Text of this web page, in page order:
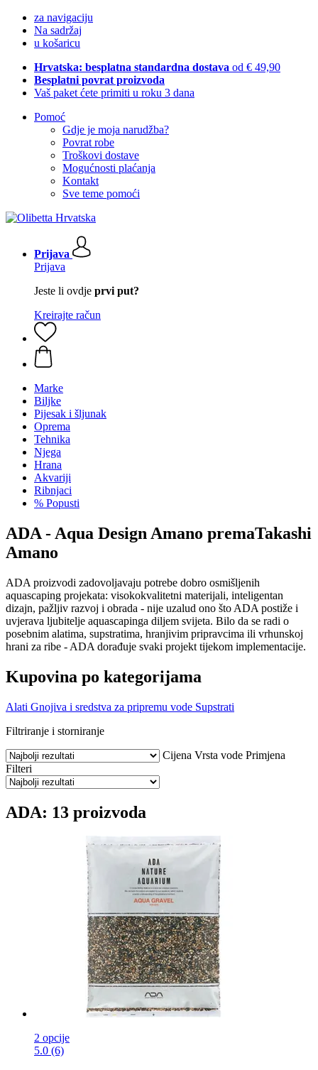
za navigaciju
Na sadržaj
u košaricu
Hrvatska: besplatna standardna dostava od € 49,90
Besplatni povrat proizvoda
Vaš paket ćete primiti u roku 3 dana
Pomoć
Gdje je moja narudžba?
Povrat robe
Troškovi dostave
Mogućnosti plaćanja
Kontakt
Sve teme pomoći
Prijava
Prijava
Jeste li ovdje prvi put?
Kreirajte račun
Marke
Biljke
Pijesak i šljunak
Oprema
Tehnika
Njega
Hrana
Akvariji
Ribnjaci
% Popusti
ADA - Aqua Design Amano premaTakashi
Amano
ADA proizvodi zadovoljavaju potrebe dobro osmišljenih
aquascaping projekata: visokokvalitetni materijali, inteligentan
dizajn, pažljiv razvoj i obrada - nije uzalud ono što ADA postiže i
uvjerava ljubitelje aquascapinga diljem svijeta. Bilo da se radi o
posebnim alatima, supstratima, hranjivim pripravcima ili vrhunskoj
hrani za ribe - ADA dorađuje svaki projekt tijekom implementacije.
Kupovina po kategorijama
Alati Gnojiva i sredstva za pripremu vode Supstrati
Filtriranje i storniranje
Cijena Vrsta vode Primjena
Filteri
ADA: 13 proizvoda
2 opcije
5.0 (6)